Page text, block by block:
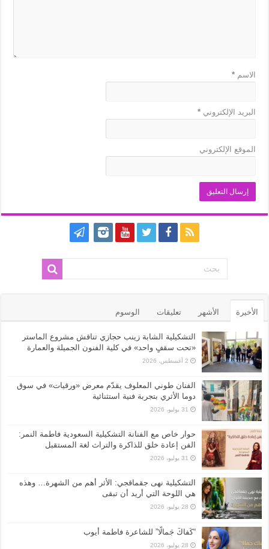
الاسم*
البريد الإلكتروني*
الموقع الإلكتروني
الأخيرة الأشهر تعليقات الوسوم
التشكيلية الشابة زينب حجازي تناقش مشروع الماستر
«تحت سقفٍ واحد» في كلية الفنون الجميلة والعمارة
2 أغسطس، 2026
الفنان طوني المعلوف يقدّم معرض «ورقيات» في سوق
دوما الأثري بتجربة فنية استثنائية
31 يوليو، 2026
حوار خاص مع الفنانة التشكيلية السعودية فاطمة النمر:
الفن إعادة خلق للذاكرة والتراث لغة المستقبل
31 يوليو، 2026
التشكيلية نهى جقماقجي: الأثر أهم من الشهرة… وهذه
هي اللوحة التي أريد أن تبقى
28 يوليو، 2026
“كَفاكَ جَمالًا” للشاعرة فاطمة أيوب
28 يوليو، 2026